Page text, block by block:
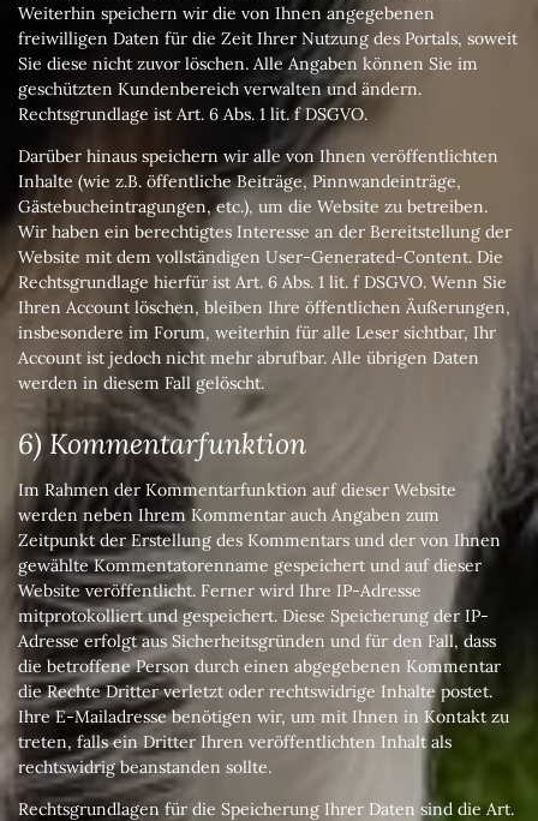
Weiterhin speichern wir die von Ihnen angegebenen
freiwilligen Daten für die Zeit Ihrer Nutzung des Portals, soweit
Sie diese nicht zuvor löschen. Alle Angaben können Sie im
geschützten Kundenbereich verwalten und ändern.
Rechtsgrundlage ist Art. 6 Abs. 1 lit. f DSGVO.
Darüber hinaus speichern wir alle von Ihnen veröffentlichten
Inhalte (wie z.B. öffentliche Beiträge, Pinnwandeinträge,
Gästebucheintragungen, etc.), um die Website zu betreiben.
Wir haben ein berechtigtes Interesse an der Bereitstellung der
Website mit dem vollständigen User-Generated-Content. Die
Rechtsgrundlage hierfür ist Art. 6 Abs. 1 lit. f DSGVO. Wenn Sie
Ihren Account löschen, bleiben Ihre öffentlichen Äußerungen,
insbesondere im Forum, weiterhin für alle Leser sichtbar, Ihr
Account ist jedoch nicht mehr abrufbar. Alle übrigen Daten
werden in diesem Fall gelöscht.
6) Kommentarfunktion
Im Rahmen der Kommentarfunktion auf dieser Website
werden neben Ihrem Kommentar auch Angaben zum
Zeitpunkt der Erstellung des Kommentars und der von Ihnen
gewählte Kommentatorenname gespeichert und auf dieser
Website veröffentlicht. Ferner wird Ihre IP-Adresse
mitprotokolliert und gespeichert. Diese Speicherung der IP-
Adresse erfolgt aus Sicherheitsgründen und für den Fall, dass
die betroffene Person durch einen abgegebenen Kommentar
die Rechte Dritter verletzt oder rechtswidrige Inhalte postet.
Ihre E-Mailadresse benötigen wir, um mit Ihnen in Kontakt zu
treten, falls ein Dritter Ihren veröffentlichten Inhalt als
rechtswidrig beanstanden sollte.
Rechtsgrundlagen für die Speicherung Ihrer Daten sind die Art.